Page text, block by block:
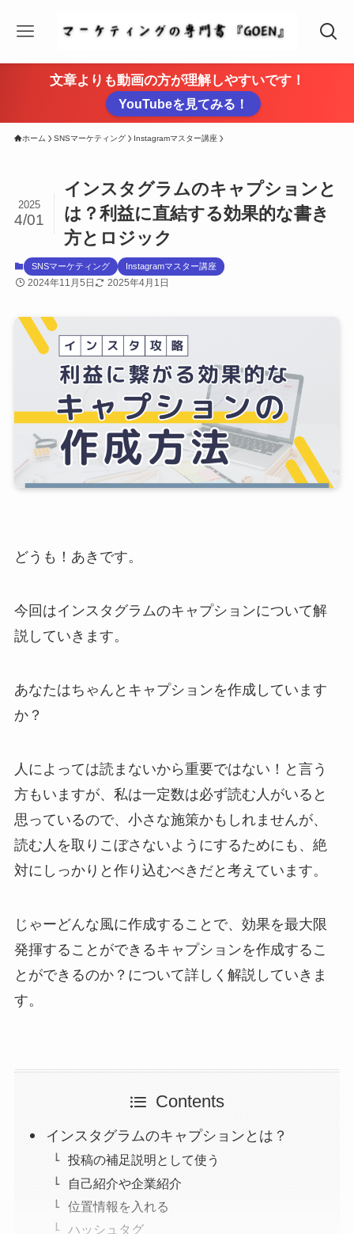
文章よりも動画の方が理解しやすいです！
YouTubeを見てみる！
ホーム SNSマーケティング Instagramマスター講座
インスタグラムのキャプションと
は？利益に直結する効果的な書き
方とロジック
2025
4/01
SNSマーケティング Instagramマスター講座
2024年11月5日 2025年4月1日
どうも！あきです。
今回はインスタグラムのキャプションについて解
説していきます。
あなたはちゃんとキャプションを作成しています
か？
人によっては読まないから重要ではない！と言う
方もいますが、私は一定数は必ず読む人がいると
思っているので、小さな施策かもしれませんが、
読む人を取りこぼさないようにするためにも、絶
対にしっかりと作り込むべきだと考えています。
じゃーどんな風に作成することで、効果を最大限
発揮することができるキャプションを作成するこ
とができるのか？について詳しく解説していきま
す。
Contents
インスタグラムのキャプションとは？
投稿の補足説明として使う
自己紹介や企業紹介
位置情報を入れる
ハッシュタグ